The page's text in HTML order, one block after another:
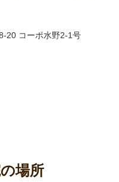
20 コーポ水野2-1号
場所